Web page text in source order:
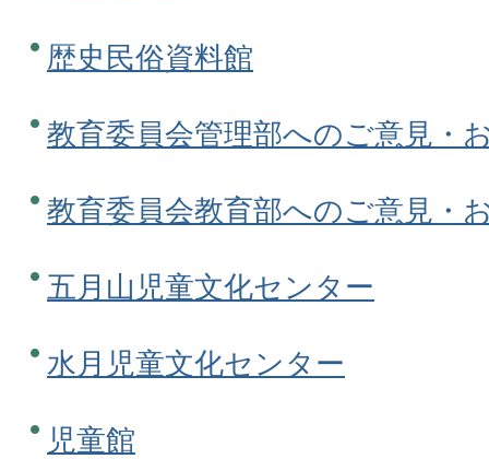
歴史民俗資料館
教育委員会管理部へのご意見・
教育委員会教育部へのご意見・
五月山児童文化センター
水月児童文化センター
児童館